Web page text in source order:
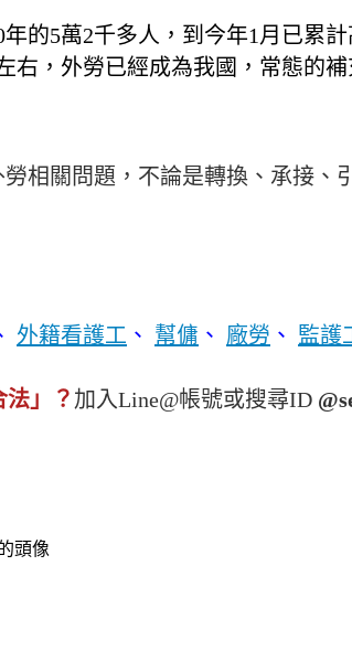
的5萬2千多人，到今年1月已累
右，外勞已經成為我國，常態的
相關問題，不論是轉換、承接
外籍看護工 、 幫傭 、 廠勞 、 監護
​加入Line@帳號或搜尋ID